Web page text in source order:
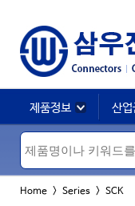
제품정보 산업
Home > Series > SCK